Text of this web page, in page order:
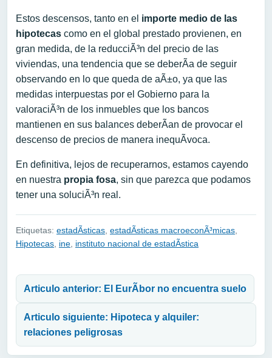
Estos descensos, tanto en el importe medio de las
hipotecas como en el global prestado provienen, en
gran medida, de la reducciÃ³n del precio de las
viviendas, una tendencia que se deberÃ­a de seguir
observando en lo que queda de aÃ±o, ya que las
medidas interpuestas por el Gobierno para la
valoraciÃ³n de los inmuebles que los bancos
mantienen en sus balances deberÃ­an de provocar el
descenso de precios de manera inequÃ­voca.
En definitiva, lejos de recuperarnos, estamos cayendo
en nuestra propia fosa, sin que parezca que podamos
tener una soluciÃ³n real.
Etiquetas: estadÃ­sticas estadÃ­sticas macroeconÃ³micas
Hipotecas ine instituto nacional de estadÃ­stica
Articulo anterior: El EurÃ­bor no encuentra suelo
Articulo siguiente: Hipoteca y alquiler:
relaciones peligrosas